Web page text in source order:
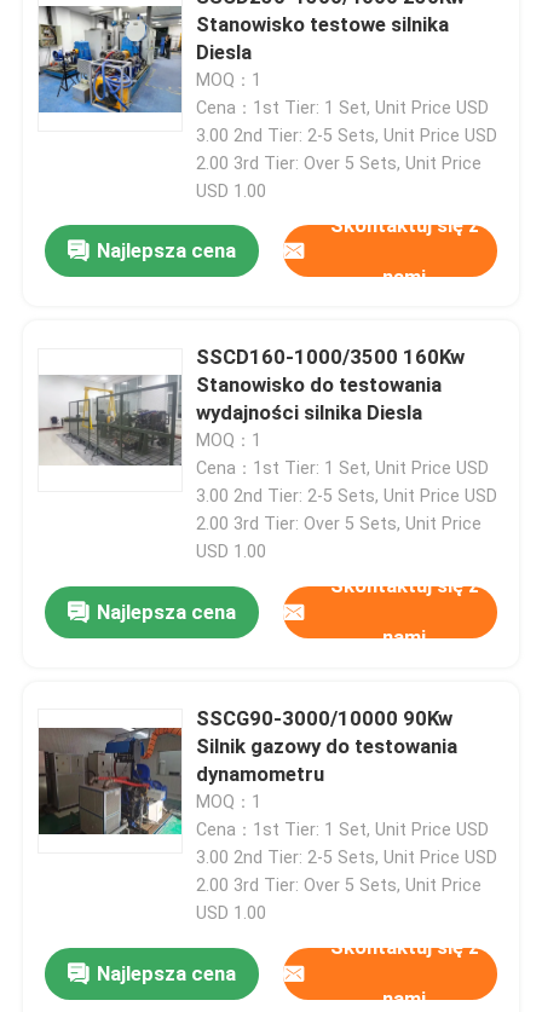
Wycieczka po fabryce
Skontaktuj się z nami
Sprawy
Dynamometr momentu obrotowego
Dynamometr wysokiej prędkości
Dynamometr testowy silnika
Dynamometr skrzyni biegów
Dynamometr AC
Stanowisko do testów dynamicznych
Urządzenie do pomiaru zużycia paliwa
Stanowisko testowe silnika
Diesla
MOQ：1
Cena：1st Tier: 1 Set, Unit Price USD
3.00 2nd Tier: 2-5 Sets, Unit Price USD
2.00 3rd Tier: Over 5 Sets, Unit Price
USD 1.00
Najlepsza cena
Skontaktuj się z
nami
SSCD160-1000/3500 160Kw
Stanowisko do testowania
wydajności silnika Diesla
MOQ：1
Cena：1st Tier: 1 Set, Unit Price USD
3.00 2nd Tier: 2-5 Sets, Unit Price USD
2.00 3rd Tier: Over 5 Sets, Unit Price
USD 1.00
Najlepsza cena
Skontaktuj się z
nami
SSCG90-3000/10000 90Kw
Silnik gazowy do testowania
dynamometru
MOQ：1
Cena：1st Tier: 1 Set, Unit Price USD
3.00 2nd Tier: 2-5 Sets, Unit Price USD
2.00 3rd Tier: Over 5 Sets, Unit Price
USD 1.00
Najlepsza cena
Skontaktuj się z
nami